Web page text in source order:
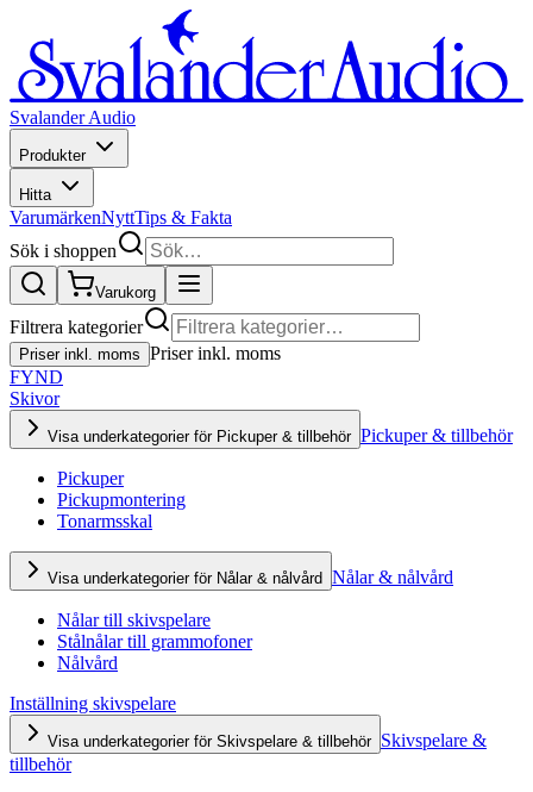
Svalander Audio
Produkter
Hitta
VarumärkenNyttTips & Fakta
Sök i shoppen
Varukorg
Filtrera kategorier
Priser inkl. moms Priser inkl. moms
FYND
Skivor
Visa underkategorier för Pickuper & tillbehör Pickuper & tillbehör
Pickuper
Pickupmontering
Tonarmsskal
Visa underkategorier för Nålar & nålvård Nålar & nålvård
Nålar till skivspelare
Stålnålar till grammofoner
Nålvård
Inställning skivspelare
Visa underkategorier för Skivspelare & tillbehör Skivspelare &
tillbehör